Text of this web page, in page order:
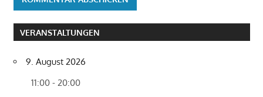
VERANSTALTUNGEN
9. August 2026
11:00 - 20:00